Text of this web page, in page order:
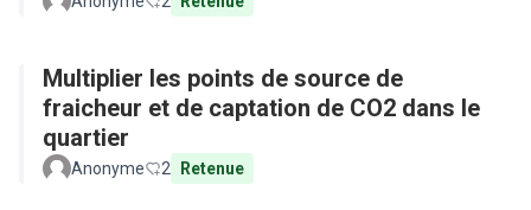
Multiplier les points de source de
fraicheur et de captation de CO2 dans le
quartier
Anonyme 2 Retenue